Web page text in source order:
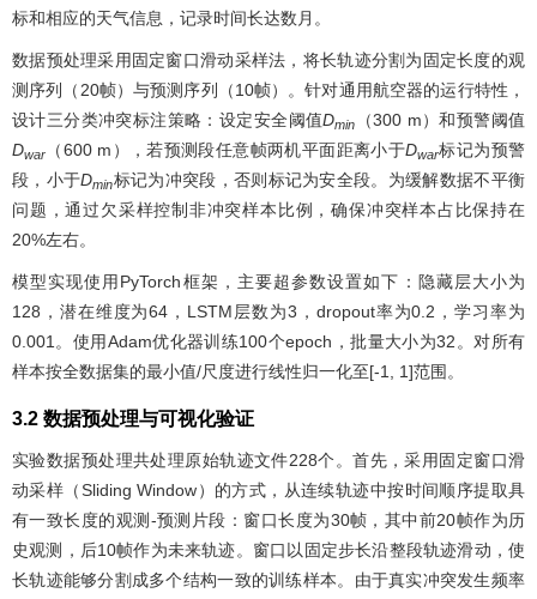
标和相应的天气信息，记录时间长达数月。
数据预处理采用固定窗口滑动采样法，将长轨迹分割为固定长度的观
测序列（20帧）与预测序列（10帧）。针对通用航空器的运行特性，
设计三分类冲突标注策略：设定安全阈值Dmin
（300 m）和预警阈值
Dwar （600 m），若预测段任意帧两机平面距离小于Dwar标记为预警
段，小于Dmin标记为冲突段，否则标记为安全段。为缓解数据不平衡
问题，通过欠采样控制非冲突样本比例，确保冲突样本占比保持在
20%左右。
模型实现使用PyTorch框架，主要超参数设置如下：隐藏层大小为
128，潜在维度为64，LSTM层数为3，dropout率为0.2，学习率为
0.001。使用Adam优化器训练100个epoch，批量大小为32。对所有
样本按全数据集的最小值/尺度进行线性归一化至[-1, 1]范围。
3.2 数据预处理与可视化验证
实验数据预处理共处理原始轨迹文件228个。首先，采用固定窗口滑
动采样（Sliding Window）的方式，从连续轨迹中按时间顺序提取具
有一致长度的观测-预测片段：窗口长度为30帧，其中前20帧作为历
史观测，后10帧作为未来轨迹。窗口以固定步长沿整段轨迹滑动，使
长轨迹能够分割成多个结构一致的训练样本。由于真实冲突发生频率